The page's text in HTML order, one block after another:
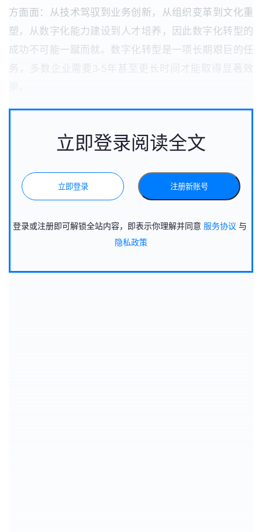
方面面：从技术驾驭到业务创新，从组织变革到文化重
塑，从数字化能力建设到人才培养，因此数字化转型的
成功不可能一蹴而就。数字化转型是一项长期艰巨的任
务，多数企业需要3-5年甚至更长时间才能取得显著效
立即登录阅读全文
立即登录 注册新账号
登录或注册即可解锁全站内容，即表示你理解并同意 服务协议 与
隐私政策